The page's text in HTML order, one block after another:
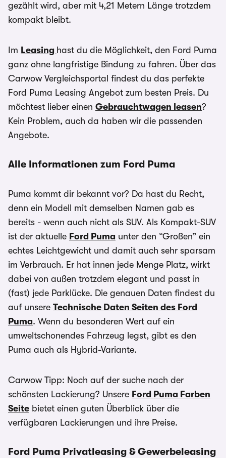
gezählt wird, aber mit 4,21 Metern Länge trotzdem
kompakt bleibt.
Im Leasing hast du die Möglichkeit, den Ford Puma
ganz ohne langfristige Bindung zu fahren. Über das
Carwow Vergleichsportal findest du das perfekte
Ford Puma Leasing Angebot zum besten Preis. Du
möchtest lieber einen Gebrauchtwagen leasen?
Kein Problem, auch da haben wir die passenden
Angebote.
Alle Informationen zum Ford Puma
Puma kommt dir bekannt vor? Da hast du Recht,
denn ein Modell mit demselben Namen gab es
bereits - wenn auch nicht als SUV. Als Kompakt-SUV
ist der aktuelle Ford Puma unter den “Großen” ein
echtes Leichtgewicht und damit auch sehr sparsam
im Verbrauch. Er hat innen jede Menge Platz, wirkt
dabei von außen trotzdem elegant und passt in
(fast) jede Parklücke. Die genauen Daten findest du
auf unsere Technische Daten Seiten des Ford
Puma. Wenn du besonderen Wert auf ein
umweltschonendes Fahrzeug legst, gibt es den
Puma auch als Hybrid-Variante.
Carwow Tipp: Noch auf der suche nach der
schönsten Lackierung? Unsere Ford Puma Farben
Seite bietet einen guten Überblick über die
verfügbaren Lackierungen und ihre Preise.
Ford Puma Privatleasing & Gewerbeleasing